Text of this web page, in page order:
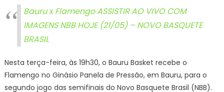
Bauru x Flamengo ASSISTIR AO VIVO COM
IMAGENS NBB HOJE (21/05) – NOVO BASQUETE
BRASIL
Nesta terça-feira, às 19h30, o Bauru Basket recebe o
Flamengo no Ginásio Panela de Pressão, em Bauru, para o
segundo jogo das semifinais do Novo Basquete Brasil (NBB).